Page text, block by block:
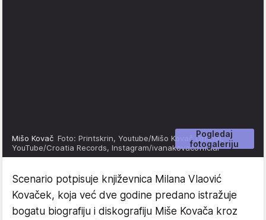
Pogledaj
fotogaleriju
Mišo Kovač Foto: Printskrin, Youtube/Mišo Kovač Official,
YouTube/Croatia Records, Instagram/ivanakovacofficial
Scenario potpisuje književnica Milana Vlaović
Kovaček, koja već dve godine predano istražuje
bogatu biografiju i diskografiju Miše Kovača kroz